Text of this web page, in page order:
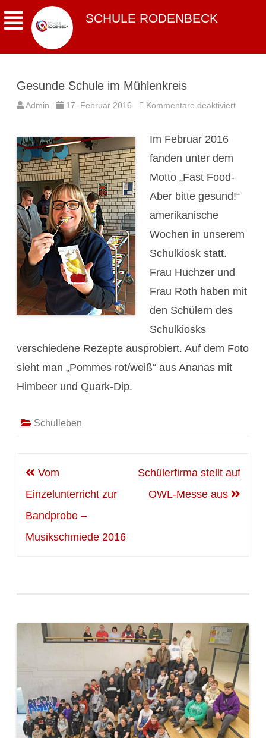
SCHULE RODENBECK
Gesunde Schule im Mühlenkreis
Admin 17. Februar 2016 Kommentare deaktiviertfür
Im Februar 2016
fanden unter dem
Motto „Fast Food-
Aber bitte gesund!“
amerikanische
Wochen in unserem
Schulkiosk statt.
Frau Huchzer und
Frau Roth haben mit
den Schülern des
Schulkiosks
verschiedene Rezepte ausprobiert. Auf dem Foto
sieht man „Pommes rot/weiß“ aus Ananas mit
Himbeer und Quark-Dip.
Schulleben
Beitragsnavigation
Vom
Einzelunterricht zur
Bandprobe –
Musikschmiede 2016
Schülerfirma stellt auf
OWL-Messe aus